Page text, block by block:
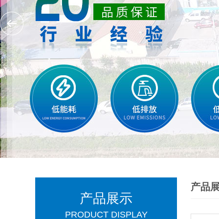
产品展示
PRODUCT DISPLAY
产品